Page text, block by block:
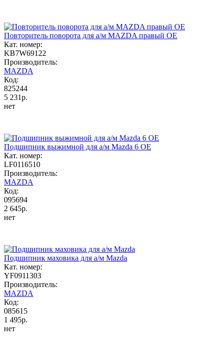
Повторитель поворота для а/м MAZDA правый OE
Кат. номер:
KB7W69122
Производитель:
MAZDA
Код:
825244
5 231р.
нет
Подшипник выжимной для а/м Mazda 6 OE
Кат. номер:
LF0116510
Производитель:
MAZDA
Код:
095694
2 645р.
нет
Подшипник маховика для а/м Mazda
Кат. номер:
YF0911303
Производитель:
MAZDA
Код:
085615
1 495р.
нет